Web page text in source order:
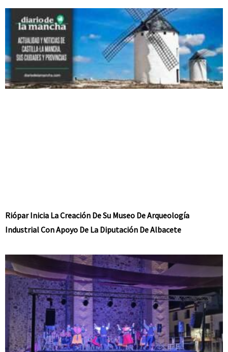
Riópar Inicia La Creación De Su Museo De Arqueología
Industrial Con Apoyo De La Diputación De Albacete